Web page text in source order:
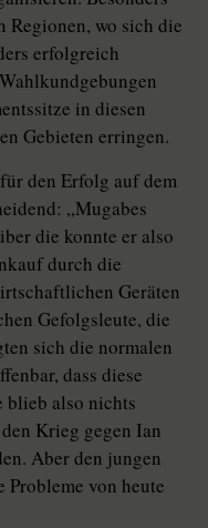
wo sich die
erfolgreich
in diesen
Gebieten erringen.
den Erfolg auf dem
„Mugabes
die konnte er also
durch die
Geräten
Gefolgsleute, die
sich die normalen
dass diese
blieb also nichts
Krieg gegen Ian
Aber den jungen
Probleme von heute